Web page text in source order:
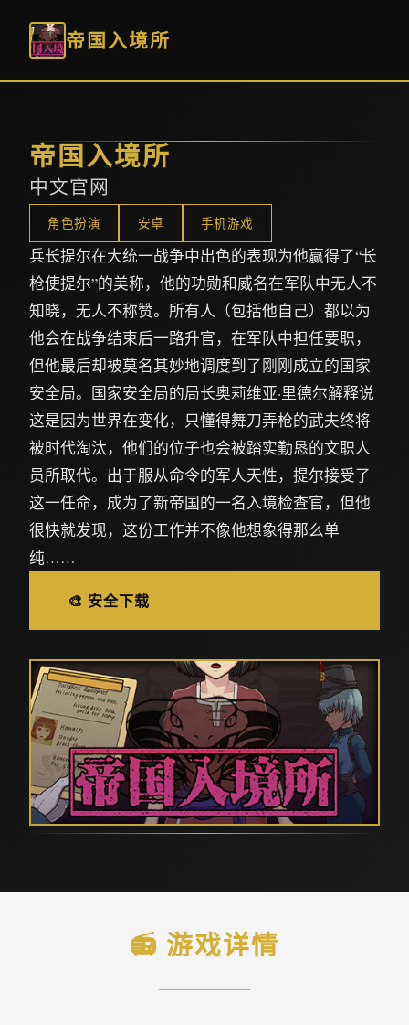
帝国入境所
帝国入境所
中文官网
角色扮演 安卓 手机游戏
兵长提尔在大统一战争中出色的表现为他赢得了“长
枪使提尔”的美称，他的功勋和威名在军队中无人不
知晓，无人不称赞。所有人（包括他自己）都以为
他会在战争结束后一路升官，在军队中担任要职，
但他最后却被莫名其妙地调度到了刚刚成立的国家
安全局。国家安全局的局长奥莉维亚·里德尔解释说
这是因为世界在变化，只懂得舞刀弄枪的武夫终将
被时代淘汰，他们的位子也会被踏实勤恳的文职人
员所取代。出于服从命令的军人天性，提尔接受了
这一任命，成为了新帝国的一名入境检查官，但他
很快就发现，这份工作并不像他想象得那么单
纯……
🎨 安全下载
📻 游戏详情